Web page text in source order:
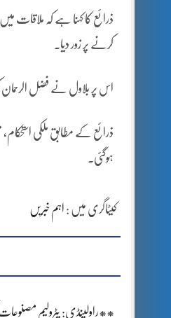
ذرائع کا کہنا ہے کہ ملاقات
کرنے پر زور دیا۔
اس پر بلاول نے فضل الرحمان
ذرائع کے مطابق ملکی
ہوگئی۔
کیٹاگری میں : اہم خبریں
**راولپنڈی: پٹرولیم